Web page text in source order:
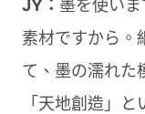
JY： 墨を使い
素材ですから。
て、墨の濡れた
「天地創造」